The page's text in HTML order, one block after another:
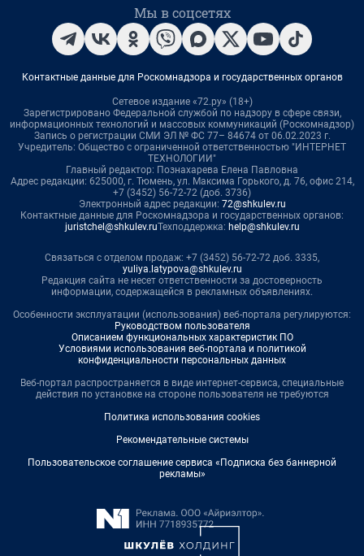
Мы в соцсетях
Контактные данные для Роскомнадзора и государственных органов
Сетевое издание «72.ру» (18+)
Зарегистрировано Федеральной службой по надзору в сфере связи,
информационных технологий и массовых коммуникаций (Роскомнадзор)
Запись о регистрации СМИ ЭЛ № ФС 77– 84674 от 06.02.2023 г.
Учредитель: Общество с ограниченной ответственностью "ИНТЕРНЕТ
ТЕХНОЛОГИИ"
Главный редактор: Познахарева Елена Павловна
Адрес редакции: 625000, г. Тюмень, ул. Максима Горького, д. 76, офис 214,
+7 (3452) 56-72-72 (доб. 3736)
Электронный адрес редакции: 72@shkulev.ru
Контактные данные для Роскомнадзора и государственных органов:
juristchel@shkulev.ruТехподдержка: help@shkulev.ru
Связаться с отделом продаж: +7 (3452) 56-72-72 доб. 3335,
yuliya.latypova@shkulev.ru
Редакция сайта не несет ответственности за достоверность
информации, содержащейся в рекламных объявлениях.
Особенности эксплуатации (использования) веб-портала регулируются:
Руководством пользователя
Описанием функциональных характеристик ПО
Условиями использования веб-портала и политикой
конфиденциальности персональных данных
Веб-портал распространяется в виде интернет-сервиса, специальные
действия по установке на стороне пользователя не требуются
Политика использования cookies
Рекомендательные системы
Пользовательское соглашение сервиса «Подписка без баннерной
рекламы»